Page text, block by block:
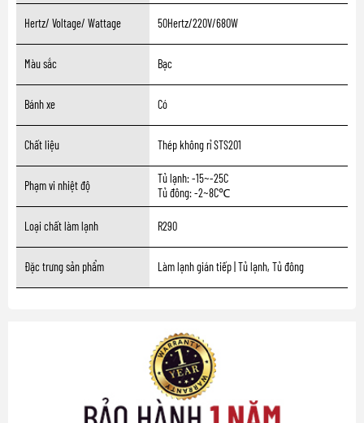
Hertz/ Voltage/ Wattage 50Hertz/220V/680W
Màu sắc Bạc
Bánh xe Có
Chất liệu Thép không rỉ STS201
Phạm vi nhiệt độ
Tủ lạnh: -15~-25C
Tủ đông: -2~8C℃
Loại chất làm lạnh R290
Đặc trưng sản phẩm Làm lạnh gián tiếp | Tủ lạnh, Tủ đông